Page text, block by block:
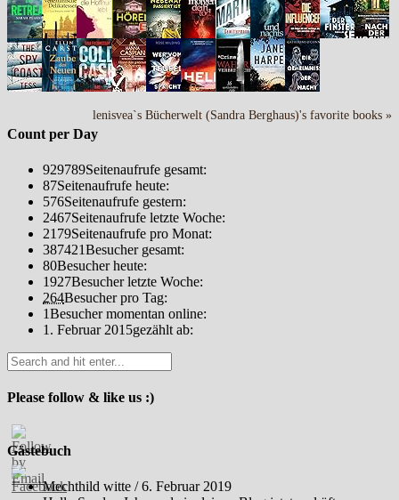
lenisvea`s Bücherwelt (Sandra Berghaus)'s favorite books »
Count per Day
929789Seitenaufrufe gesamt:
87Seitenaufrufe heute:
576Seitenaufrufe gestern:
2467Seitenaufrufe letzte Woche:
2179Seitenaufrufe pro Monat:
387421Besucher gesamt:
80Besucher heute:
1927Besucher letzte Woche:
264Besucher pro Tag:
1Besucher momentan online:
1. Februar 2015gezählt ab:
Please follow & like us :)
Gästebuch
Mechthild witte /6. Februar 2019